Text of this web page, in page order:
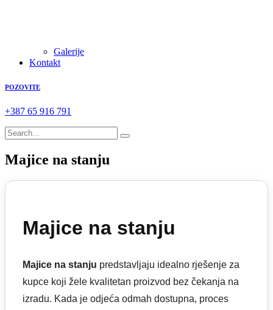
Galerije
Kontakt
POZOVITE
+387 65 916 791
Majice na stanju
Majice na stanju
Majice na stanju predstavljaju idealno rješenje za
kupce koji žele kvalitetan proizvod bez čekanja na
izradu. Kada je odjeća odmah dostupna, proces